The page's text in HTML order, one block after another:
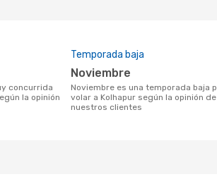
la opinión
Temporada baja
noviembre
noviembre es una temporada baja para
volar a Kolhapur según la opinión de
nuestros clientes